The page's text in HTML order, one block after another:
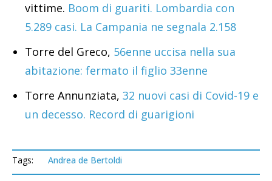
vittime. Boom di guariti. Lombardia con
5.289 casi. La Campania ne segnala 2.158
Torre del Greco, 56enne uccisa nella sua
abitazione: fermato il figlio 33enne
Torre Annunziata, 32 nuovi casi di Covid-19 e
un decesso. Record di guarigioni
Tags: Andrea de Bertoldi